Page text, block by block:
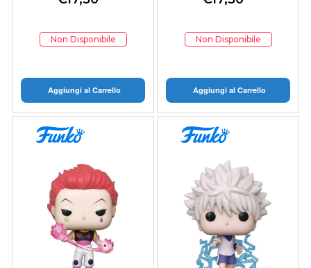
Non Disponibile
Aggiungi al Carrello
Non Disponibile
Aggiungi al Carrello